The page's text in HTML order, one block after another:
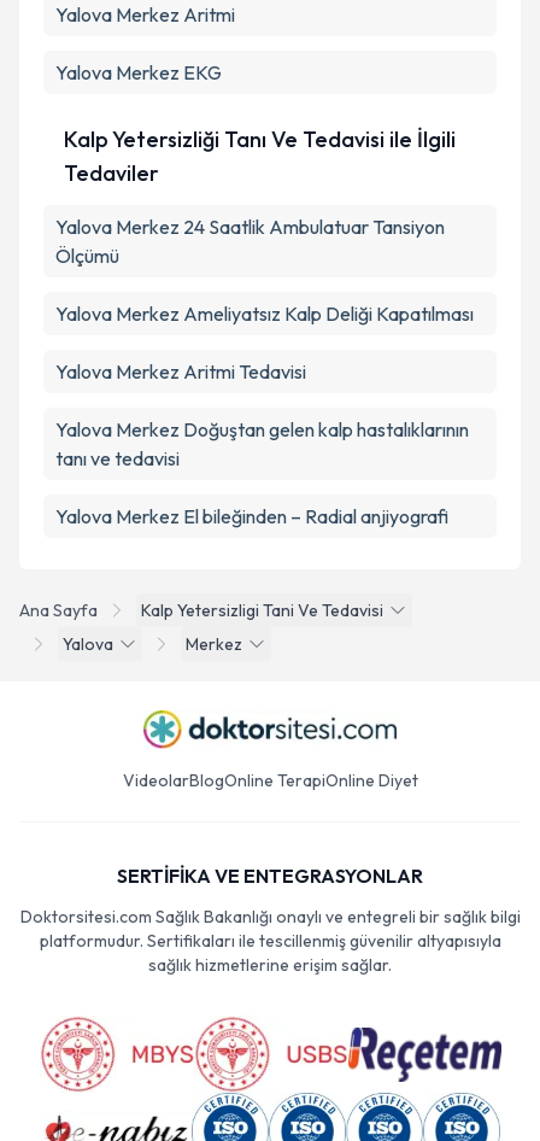
Ana Sayfa
Kalp Yetersizligi Tani Ve Tedavisi
Yalova
Merkez
Yalova Merkez Aritmi
Yalova Merkez EKG
Kalp Yetersizliği Tanı Ve Tedavisi ile İlgili
Tedaviler
Yalova Merkez 24 Saatlik Ambulatuar Tansiyon
Ölçümü
Yalova Merkez Ameliyatsız Kalp Deliği Kapatılması
Yalova Merkez Aritmi Tedavisi
Yalova Merkez Doğuştan gelen kalp hastalıklarının
tanı ve tedavisi
Yalova Merkez El bileğinden – Radial anjiyografi
VideolarBlogOnline TerapiOnline Diyet
SERTİFİKA VE ENTEGRASYONLAR
Doktorsitesi.com Sağlık Bakanlığı onaylı ve entegreli bir sağlık bilgi
platformudur. Sertifikaları ile tescillenmiş güvenilir altyapısıyla
sağlık hizmetlerine erişim sağlar.